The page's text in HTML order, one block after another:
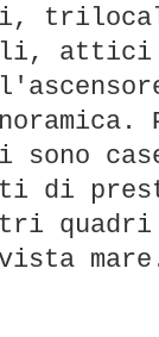
attici
di
quadri